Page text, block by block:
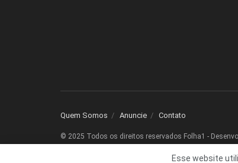
Quem Somos Anuncie Contato
© 2025 Todos os direitos reservados Folha1 -
Esse website